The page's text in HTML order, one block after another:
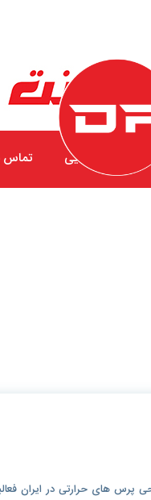
گارانتی طلایی تماس
پرس های حرارتی در ایران